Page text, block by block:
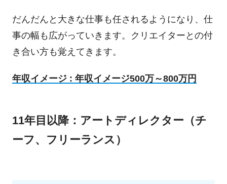
だんだんと大きな仕事も任されるようになり、仕
事の幅も広がっていきます。クリエイターとの付
き合い方も覚えてきます。
年収イメージ : 年収イメージ500万～800万円
11年目以降：アートディレクター（チ
ーフ、フリーランス）